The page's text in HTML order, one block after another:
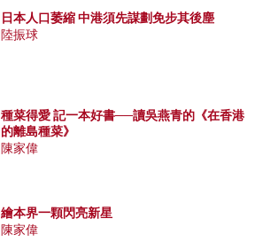
日本人口萎縮 中港須先謀劃免步其後塵
陸振球
種菜得愛 記一本好書──讀吳燕青的《在香港
的離島種菜》
陳家偉
繪本界一顆閃亮新星
陳家偉